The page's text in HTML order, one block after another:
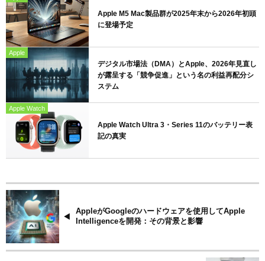
Apple M5 Mac製品群が2025年末から2026年初頭
に登場予定
Apple
デジタル市場法（DMA）とApple、2026年見直し
が露呈する「競争促進」という名の利益再配分シ
ステム
Apple Watch
Apple Watch Ultra 3・Series 11のバッテリー表
記の真実
AppleがGoogleのハードウェアを使用してApple
Intelligenceを開発：その背景と影響